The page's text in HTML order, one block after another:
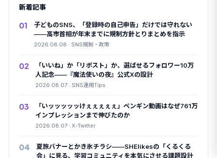
検
索
新着記事
01
子どものSNS、「登録時の自己申告」だけでは守れない
——高市首相が年末までに規制方針とりまとめを指示
2026.08.08 · SNS規制・政策
02
「いいね」か「リポスト」か、選ばせるフォロワー10万
人記念——『魔法使いの夜』公式Xの設計
2026.08.07 · SNS運用Tips
03
「いッッッッッけぇぇぇぇぇ」ペンギン動画はなぜ761万
インプレッションまで伸びたのか
2026.08.07 · X-Twitter
04
夏旅バナーとかき氷チラシ——SHElikesの「くるくる
会」に見る、学習コミュニティを本気にさせる課題設計